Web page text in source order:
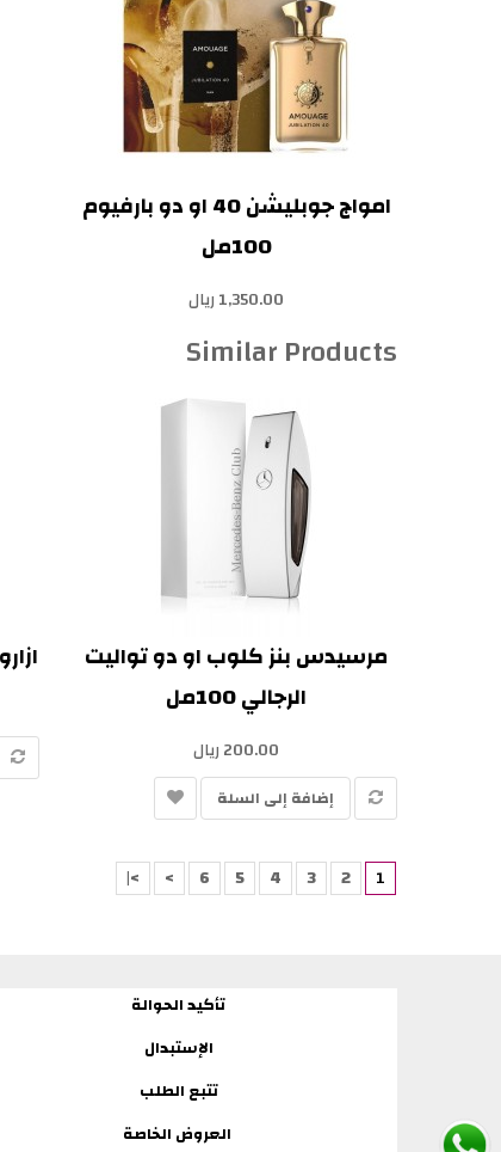
امواج جوبليشن 40 او دو بارفيوم
100مل
1,350.00 ريال
Similar Products
مرسيدس بنز كلوب او دو تواليت
الرجالي 100مل
200.00 ريال
إضافة إلى السلة
1
2
3
4
5
6
>
>|
تأكيد الحوالة
الإستبدال
تتبع الطلب
العروض الخاصة